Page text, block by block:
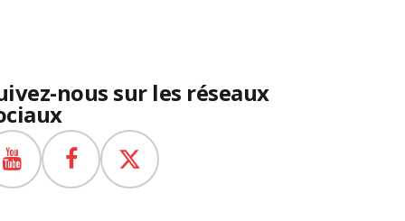
nous sur les réseaux